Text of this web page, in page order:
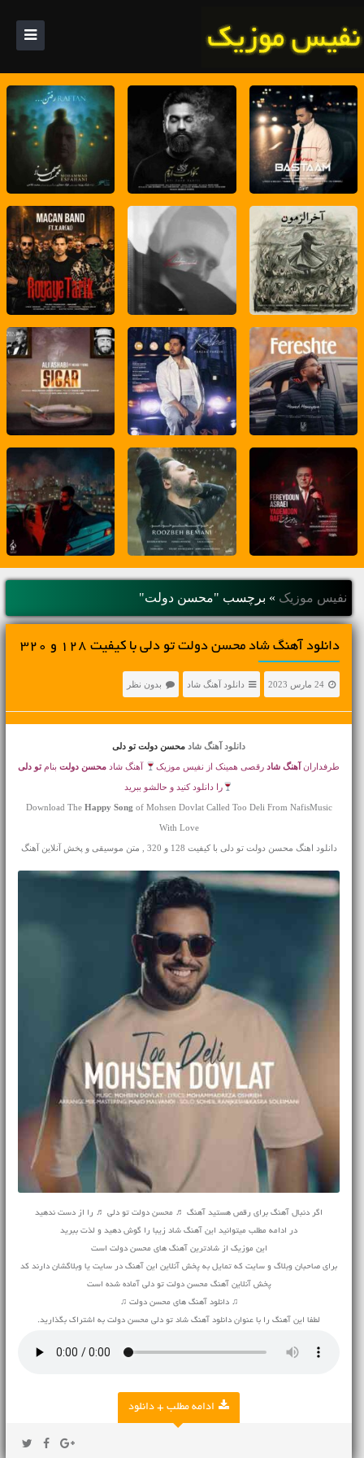
نفیس موزیک » برچسب "محسن دولت"
دانلود آهنگ شاد محسن دولت تو دلی با کیفیت 128 و 320
24 مارس 2023 دانلود آهنگ شاد بدون نظر
دانلود آهنگ شاد محسن دولت تو دلی
طرفداران آهنگ شاد رقصی همینک از نفیس موزیک آهنگ شاد محسن دولتبنامتو دلی
را دانلود کنید و حالشو ببرید
Download The Happy Song of Mohsen Dovlat Called Too Deli From NafisMusic
With Love
دانلود اهنگ محسن دولت تو دلی با کیفیت 128 و 320 , متن موسیقی و پخش آنلاین آهنگ
اگر دنبال آهنگ برای رقص هستید آهنگ ♬ محسن دولت تو دلی ♬ را از دست ندهید
در ادامه مطلب میتوانید این آهنگ شاد زیبا را گوش دهید و لذت ببرید
این موزیک از شادترین آهنگ های محسن دولت است
برای صاحبان وبلاگ و سایت که تمایل به پخش آنلاین این آهنگ در سایت یا وبلاگشان دارند کد
پخش آنلاین آهنگ محسن دولت تو دلی آماده شده است
♫ دانلود آهنگ های محسن دولت ♫
لطفا این آهنگ را با عنوان دانلود آهنگ شاد تو دلی محسن دولت به اشتراک بگذارید.
ادامه مطلب + دانلود